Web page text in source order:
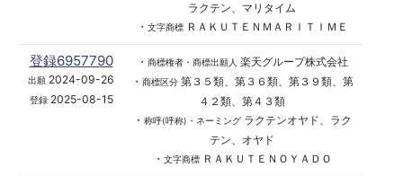
ラクテン、マリタイム
・ 文字商標ＲＡＫＵＴＥＮＭＡＲＩＴＩＭＥ
登録6957790
出願 2024-09-26
登録2025-08-15
・ 商標権者・商標出願人 楽天グループ株式会社
・ 商標区分第３５類、第３６類、第３９類、第
４２類、第４３類
・ 称呼(呼称)・ネーミングラクテンオヤド、ラク
テン、オヤド
・ 文字商標ＲＡＫＵＴＥＮＯＹＡＤＯ